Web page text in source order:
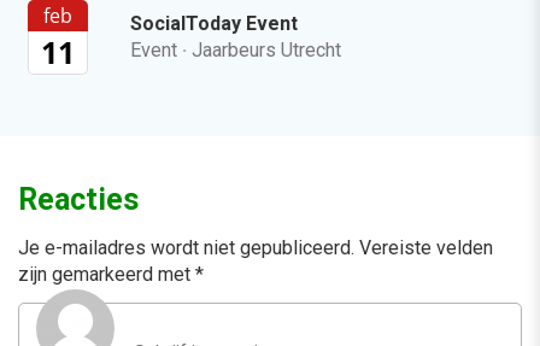
feb
11
SocialToday Event
Event · Jaarbeurs Utrecht
Reacties
Je e-mailadres wordt niet gepubliceerd. Vereiste velden
zijn gemarkeerd met *